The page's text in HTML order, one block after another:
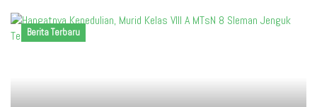
Zona Integritas
Berita Terbaru